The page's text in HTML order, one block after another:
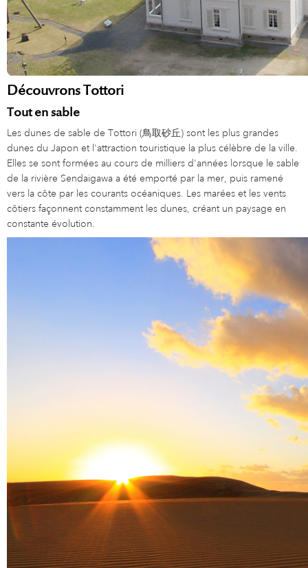
Découvrons Tottori
Tout en sable
Les dunes de sable de Tottori (鳥取砂丘) sont les plus grandes
dunes du Japon et l'attraction touristique la plus célèbre de la ville.
Elles se sont formées au cours de milliers d'années lorsque le sable
de la rivière Sendaigawa a été emporté par la mer, puis ramené
vers la côte par les courants océaniques. Les marées et les vents
côtiers façonnent constamment les dunes, créant un paysage en
constante évolution.